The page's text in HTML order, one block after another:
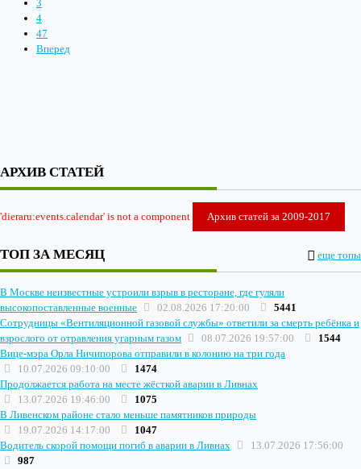
3
4
47
Вперед
АРХИВ СТАТЕЙ
'dieraru:events.calendar' is not a component Архив статей за 2009-2017
ТОП ЗА МЕСЯЦ еще топы
В Москве неизвестные устроили взрыв в ресторане, где гуляли
высокопоставленные военные
02.08.2026 17:20:00
5441
Сотрудницы «Вентиляционной газовой службы» ответили за смерть ребёнка и
взрослого от отравления угарным газом
08.07.2026 19:57:00
1544
Вице-мэра Орла Ничипорова отправили в колонию на три года
10.07.2026 09:10:00
1474
Продолжается работа на месте жёсткой аварии в Ливнах
13.07.2026 19:46:00
1075
В Ливенском районе стало меньше памятников природы
19.07.2026 14:17:00
1047
Водитель скорой помощи погиб в аварии в Ливнах
13.07.2026 17:56:00
987